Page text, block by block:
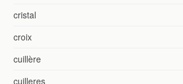
cristal
croix
cuillère
cuilleres